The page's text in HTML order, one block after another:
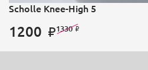
Scholle Knee-High 5
1200 1330